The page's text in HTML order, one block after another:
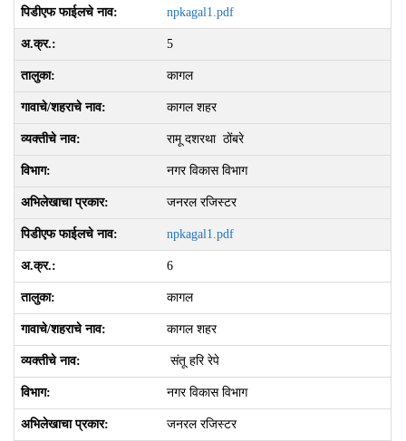
npkagal1.pdf
5
कागल
कागल शहर
रामू दशरथा ठोंबरे
नगर विकास विभाग
जनरल रजिस्टर
npkagal1.pdf
6
कागल
कागल शहर
संतू हरि रेपे
नगर विकास विभाग
जनरल रजिस्टर